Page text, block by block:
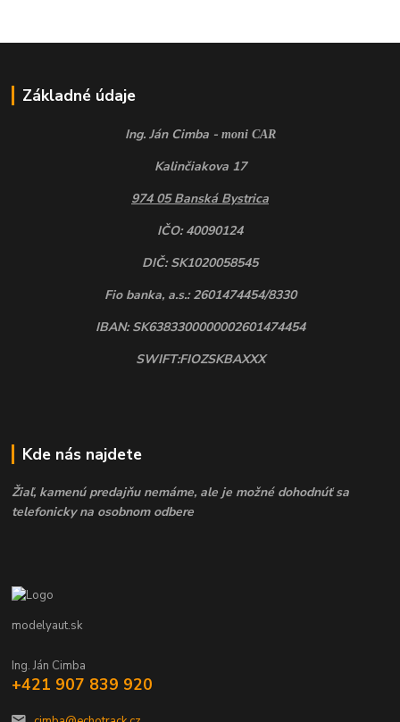
Základné údaje
Ing. Ján Cimba - moni CAR
Kalinčiakova 17
974 05 Banská Bystrica
IČO: 40090124
DIČ: SK1020058545
Fio banka, a.s.: 2601474454/8330
IBAN: SK6383300000002601474454
SWIFT:FIOZSKBAXXX
Kde nás najdete
Žiaľ, kamenú predajňu nemáme, ale je možné dohodnúť sa
telefonicky na osobnom odbere
modelyaut.sk
Ing. Ján Cimba
+421 907 839 920